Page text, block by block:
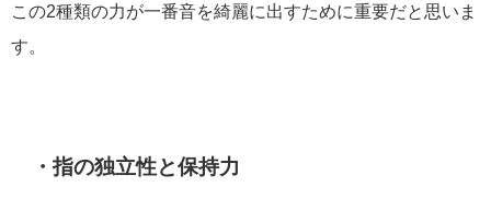
この2種類の力が一番音を綺麗に出すために重要だと思いま
す。
・指の独立性と保持力